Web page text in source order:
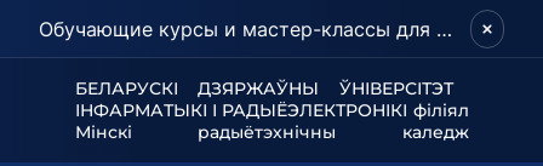
Обучающие курсы и мастер-классы для школьников и абитуриентов!
БЕЛАРУСКІ ДЗЯРЖАЎНЫ ЎНІВЕРСІТЭТ
ІНФАРМАТЫКІ І РАДЫЁЭЛЕКТРОНІКІ філіял
Мінскі радыётэхнічны каледж